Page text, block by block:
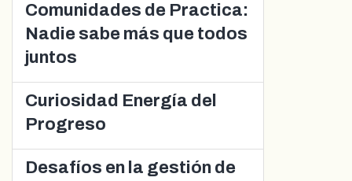
Comunidades de Practica:
Nadie sabe más que todos
juntos
Curiosidad Energía del
Progreso
Desafíos en la gestión de